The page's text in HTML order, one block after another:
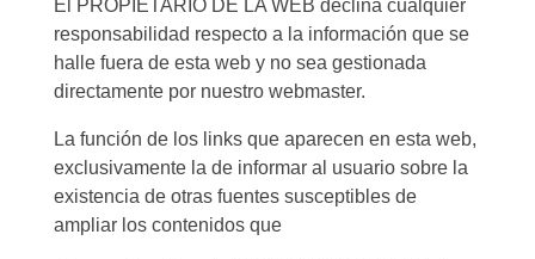
El PROPIETARIO DE LA WEB declina cualquier
responsabilidad respecto a la información que se
halle fuera de esta web y no sea gestionada
directamente por nuestro webmaster.
La función de los links que aparecen en esta web,
exclusivamente la de informar al usuario sobre la
existencia de otras fuentes susceptibles de
ampliar los contenidos que